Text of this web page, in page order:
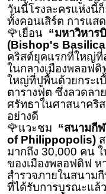
วันนี้โรงละครแห่งนี้
ทั้งคอนเสิร์ต การแส
🌹เยือน “มหาวิหาร
(Bishop's
คริสต์ยุคแรกที่ใหญ่ที่
ในกลางเมืองพลอฟ
ใหญ่ที่ปูพื้นด้วยกระเ
ตารางฟุต ซึ่งลวดลา
ศรัทธาในศาสนาคริ
อย่างดี
🌹แวะชม “สนามกี
of Philippopolis)
มากถึง 30,000 คน
ของเมืองพลอฟดิฟ ห
สำรวจภายในสนาม
ที่ได้รับการบูรณะแล้ว